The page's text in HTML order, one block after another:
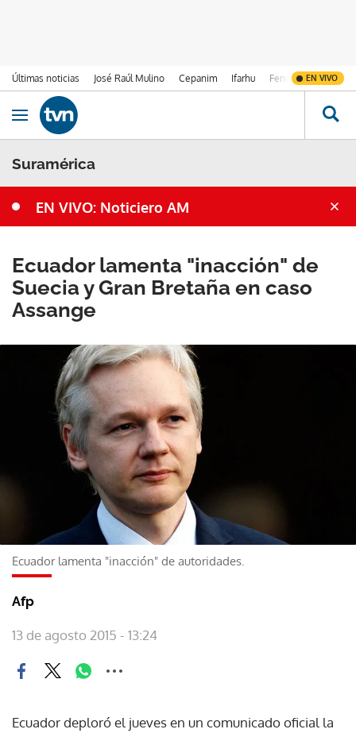
Últimas noticias José Raúl Mulino Cepanim Ifarhu Fenómeno de El
EN VIVO
Ir al contenido
Obrir navegació
Suramérica
EN VIVO: Noticiero AM
Ecuador lamenta "inacción" de
Suecia y Gran Bretaña en caso
Assange
Ecuador lamenta "inacción" de autoridades.
Afp
13 de agosto 2015 - 13:24
Ecuador deploró el jueves en un comunicado oficial la